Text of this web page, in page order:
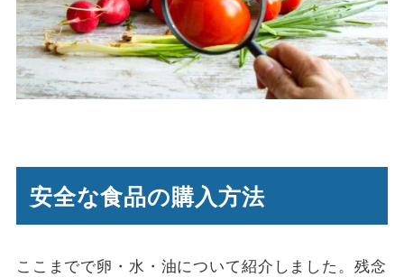
安全な食品の購入方法
ここまでで卵・水・油について紹介しました。残念